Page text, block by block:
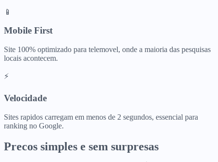
📱
Mobile First
Site 100% optimizado para telemovel, onde a maioria das pesquisas
locais acontecem.
⚡
Velocidade
Sites rapidos carregam em menos de 2 segundos, essencial para
ranking no Google.
Precos simples e sem surpresas